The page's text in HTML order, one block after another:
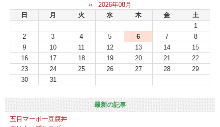
«
2026年08月
日
月 火 水 木 金
土
1
2
3 4 5 6 7
8
9
10 11 12 13 14
15
16
17 18 19 20 21
22
23
24 25 26 27 28
29
30
31
最新の記事
五目マーボー豆腐丼